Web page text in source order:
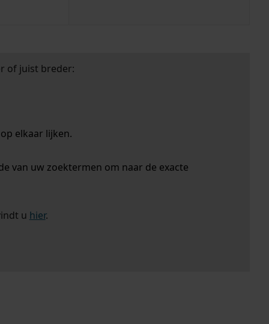
of juist breder:
elkaar lijken.
van uw zoektermen om naar de exacte
u hier.